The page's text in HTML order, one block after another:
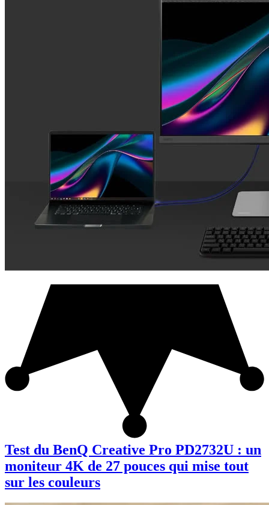
Test du BenQ Creative Pro PD2732U : un
moniteur 4K de 27 pouces qui mise tout
sur les couleurs